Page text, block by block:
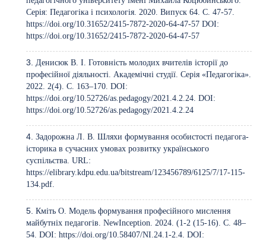
Серія: Педагогіка і психологія. 2020. Випуск 64. С. 47-57.
https://doi.org/10.31652/2415-7872-2020-64-47-57 DOI:
https://doi.org/10.31652/2415-7872-2020-64-47-57
Денисюк В. І. Готовність молодих вчителів історії до
професійної діяльності. Академічні студії. Серія «Педагогіка».
2022. 2(4). C. 163–170. DOI:
https://doi.org/10.52726/as.pedagogy/2021.4.2.24 . DOI:
https://doi.org/10.52726/as.pedagogy/2021.4.2.24
Задорожна Л. В. Шляхи формування особистості педагога-
історика в сучасних умовах розвитку українського
суспільства. URL:
https://elibrary.kdpu.edu.ua/bitstream/123456789/6125/7/17-115-
134.pdf
Кміть O. Модель формування професійного мислення
майбутніх педагогів. NewInception. 2024. (1-2 (15-16). C. 48–
54. DOI: https://doi.org/10.58407/NI.24.1-2.4 . DOI: